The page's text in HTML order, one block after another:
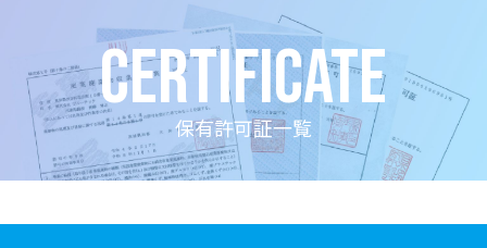
certificate
保有許可証一覧